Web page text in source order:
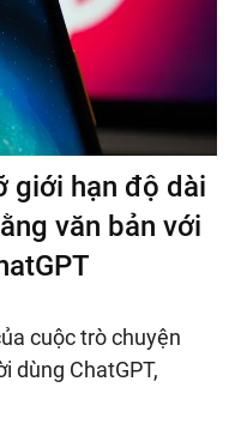
giới hạn độ dài
văn bản với
cuộc trò chuyện
dùng ChatGPT,